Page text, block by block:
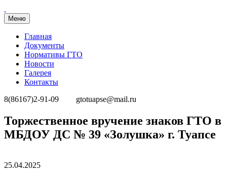
Меню
Главная
Документы
Нормативы ГТО
Новости
Галерея
Контакты
8(86167)2-91-09
gtotuapse@mail.ru
Перейти
к
содержимому
Торжественное вручение знаков ГТО в
МБДОУ ДС № 39 «Золушка» г. Туапсе
Опубликовано
25.04.2025